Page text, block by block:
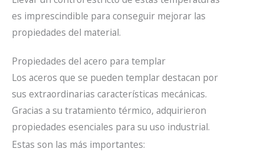
es imprescindible para conseguir mejorar las
propiedades del material.
Propiedades del acero para templar
Los aceros que se pueden templar destacan por
sus extraordinarias características mecánicas.
Gracias a su tratamiento térmico, adquirieron
propiedades esenciales para su uso industrial.
Estas son las más importantes: